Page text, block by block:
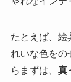
たとえば、絵
れいな色をの
らまずは、 真